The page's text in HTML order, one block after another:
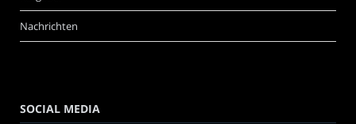
Nachrichten
SOCIAL MEDIA